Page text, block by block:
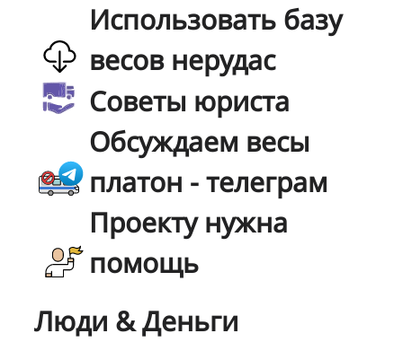
Использовать базу
весов нерудас
Советы юриста
Обсуждаем весы
платон - телеграм
Проекту нужна
помощь
Люди & Деньги